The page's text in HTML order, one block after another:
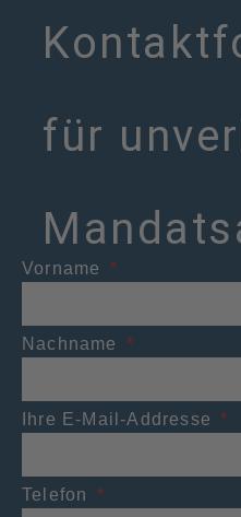
für
Vorname
Nachname
Ihre E-Mail-Addresse
Telefon